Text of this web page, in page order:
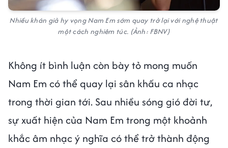
Nhiều khán giả hy vọng Nam Em sớm quay trở lại với nghệ thuật
một cách nghiêm túc. (Ảnh: FBNV)
Không ít bình luận còn bày tỏ mong muốn
Nam Em có thể quay lại sân khấu ca nhạc
trong thời gian tới. Sau nhiều sóng gió đời tư,
sự xuất hiện của Nam Em trong một khoảnh
khắc âm nhạc ý nghĩa có thể trở thành động